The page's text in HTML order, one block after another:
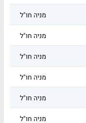
מניה חו"ל
מניה חו"ל
מניה חו"ל
מניה חו"ל
מניה חו"ל
מניה חו"ל